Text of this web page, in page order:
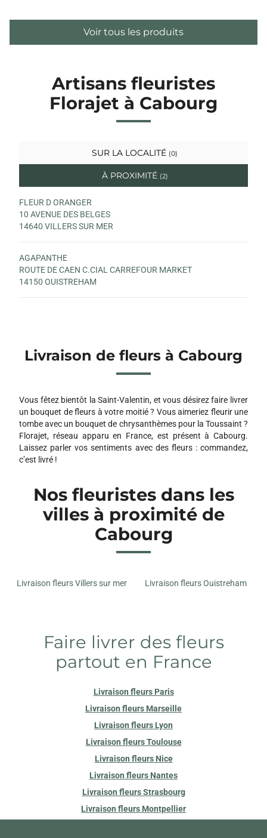
Voir tous les produits
Artisans fleuristes
Florajet à Cabourg
SUR LA LOCALITÉ (0)
À PROXIMITÉ (2)
FLEUR D ORANGER
10 AVENUE DES BELGES
14640 VILLERS SUR MER
AGAPANTHE
ROUTE DE CAEN C.CIAL CARREFOUR MARKET
14150 OUISTREHAM
Livraison de fleurs à Cabourg
Vous fêtez bientôt la Saint-Valentin, et vous désirez faire livrer
un bouquet de fleurs à votre moitié ? Vous aimeriez fleurir une
tombe avec un bouquet de chrysanthèmes pour la Toussaint ?
Florajet, réseau apparu en France, est présent à Cabourg.
Laissez parler vos sentiments avec des fleurs : commandez,
c’est livré !
Nos fleuristes dans les
villes à proximité de
Cabourg
Livraison fleurs Villers sur mer Livraison fleurs Ouistreham
Faire livrer des fleurs
partout en France
Livraison fleurs Paris
Livraison fleurs Marseille
Livraison fleurs Lyon
Livraison fleurs Toulouse
Livraison fleurs Nice
Livraison fleurs Nantes
Livraison fleurs Strasbourg
Livraison fleurs Montpellier